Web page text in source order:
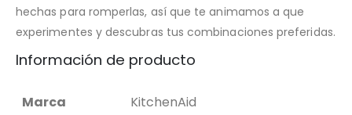
hechas para romperlas, así que te animamos a que
experimentes y descubras tus combinaciones preferidas.
Información de producto
Marca
KitchenAid